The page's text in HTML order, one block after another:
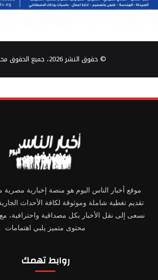
© حقوق النشر 2026، جميع الحقوق محفوظة
موقع أخبار الناس اليوم هو منصة إخبارية مصرية
تقديم تغطية شاملة وموثوقة لكافة الأحداث
نسعى إلى نقل الأخبار بكل مصداقية واحترافية،
محتوى متميز يلبي اهتمامات
روابط تهمك